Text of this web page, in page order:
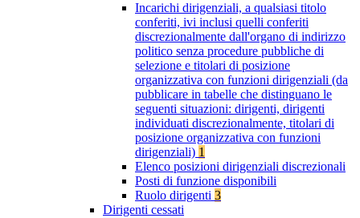
Incarichi dirigenziali, a qualsiasi titolo
conferiti, ivi inclusi quelli conferiti
discrezionalmente dall'organo di indirizzo
politico senza procedure pubbliche di
selezione e titolari di posizione
organizzativa con funzioni dirigenziali (da
pubblicare in tabelle che distinguano le
seguenti situazioni: dirigenti, dirigenti
individuati discrezionalmente, titolari di
posizione organizzativa con funzioni
dirigenziali) 1
Elenco posizioni dirigenziali discrezionali
Posti di funzione disponibili
Ruolo dirigenti 3
Dirigenti cessati